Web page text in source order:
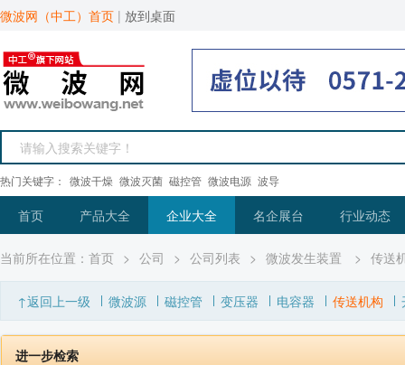
微波网（中工）首页 | 放到桌面
热门关键字： 微波干燥 微波灭菌 磁控管 微波电源 波导
首页 产品大全 企业大全 名企展台 行业动态
当前所在位置： 首页 > 公司 > 公司列表 > 微波发生装置 > 传送
↑返回上一级 微波源 磁控管 变压器 电容器 传送机构
进一步检索